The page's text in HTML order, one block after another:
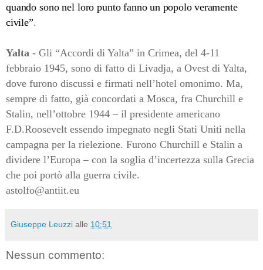
quando sono nel loro puntofanno un popolo veramente
civile”.
Yalta - Gli “Accordi di Yalta” in Crimea, del 4-11
febbraio 1945, sono di fatto di Livadja, a Ovest di Yalta,
dove furono discussi e firmati nell’hotel omonimo. Ma,
sempre di fatto, già concordati a Mosca, fra Churchill e
Stalin, nell’ottobre 1944 – il presidente americano
F.D.Roosevelt essendo impegnato negli Stati Uniti nella
campagna per la rielezione. Furono Churchill e Stalin a
dividere l’Europa – con la soglia d’incertezza sulla Grecia
che poi portò alla guerra civile.
astolfo@antiit.eu
Giuseppe Leuzzi alle 10:51
Nessun commento: